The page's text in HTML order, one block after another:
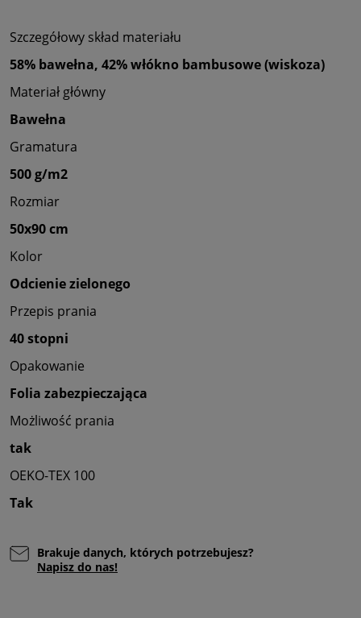
Szczegółowy skład materiału
58% bawełna, 42% włókno bambusowe (wiskoza)
Materiał główny
Bawełna
Gramatura
500 g/m2
Rozmiar
50x90 cm
Kolor
Odcienie zielonego
Przepis prania
40 stopni
Opakowanie
Folia zabezpieczająca
Możliwość prania
tak
OEKO-TEX 100
Tak
Brakuje danych, których potrzebujesz?
Napisz do nas!